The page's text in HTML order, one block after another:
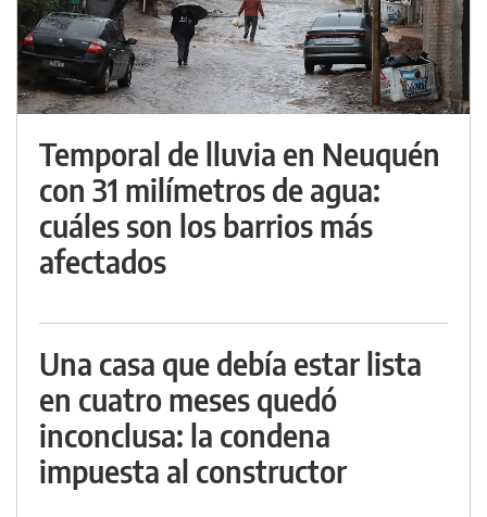
Temporal de lluvia en Neuquén
con 31 milímetros de agua:
cuáles son los barrios más
afectados
Una casa que debía estar lista
en cuatro meses quedó
inconclusa: la condena
impuesta al constructor